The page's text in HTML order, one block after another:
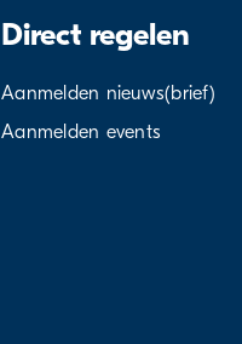
Direct regelen
Aanmelden nieuws(brief)
Aanmelden events